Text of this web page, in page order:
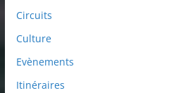
Circuits
Culture
Evènements
Itinéraires